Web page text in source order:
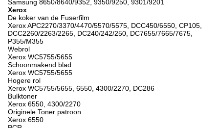
Samsung 8650/8640/9352, 9350/9250, 9301/9201
Xerox
De koker van de Fuserfilm
Xerox APC2270/3370/4470/5570/5575, DCC450/6550, CP105,
DCC2260/2263/2265, DC240/242/250, DC7655/7665/7675,
P355/M355
Webrol
Xerox WC5755/5655
Schoonmakend blad
Xerox WC5755/5655
Hogere rol
Xerox WC5755/5655, 6550, 4300/2270, DC286
Bulktoner
Xerox 6550, 4300/2270
Originele Toner patroon
Xerox 6550